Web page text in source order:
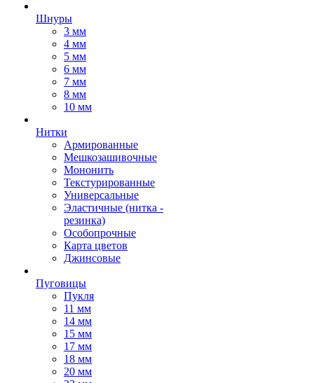
Шнуры
3 мм
4 мм
5 мм
6 мм
7 мм
8 мм
10 мм
Нитки
Армированные
Мешкозашивочные
Мононить
Текстурированные
Универсальные
Эластичные (нитка -
резинка)
Особопрочные
Карта цветов
Джинсовые
Пуговицы
Пукля
11 мм
14 мм
15 мм
17 мм
18 мм
20 мм